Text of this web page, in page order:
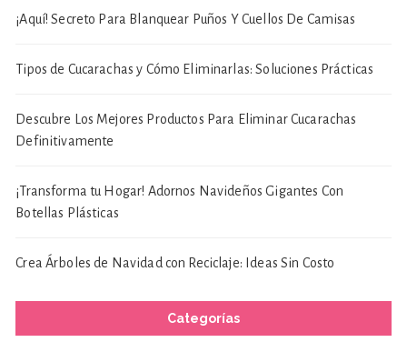
¡Aquí! Secreto Para Blanquear Puños Y Cuellos De Camisas
Tipos de Cucarachas y Cómo Eliminarlas: Soluciones Prácticas
Descubre Los Mejores Productos Para Eliminar Cucarachas
Definitivamente
¡Transforma tu Hogar! Adornos Navideños Gigantes Con
Botellas Plásticas
Crea Árboles de Navidad con Reciclaje: Ideas Sin Costo
Categorías